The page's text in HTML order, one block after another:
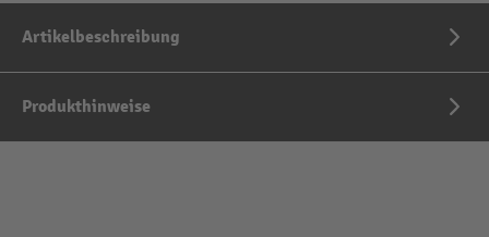
Artikelbeschreibung
Produkthinweise